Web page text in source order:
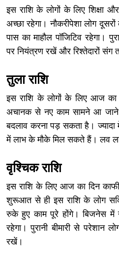
इस राशि के लोगों के लिए शिक्षा
अच्छा रहेगा। नौकरीपेशा लोग
पास का माहौल पॉजिटिव रहेगा।
पर नियंत्रण रखें और रिश्तेदारों संग
तुला राशि
इस राशि के लोगों के लिए आज का
अचानक से नए काम सामने आ
बदलाव करना पड़ सकता है।
में लाभ के मौके मिल सकते हैं। लव
वृश्चिक राशि
इस राशि के लिए आज का दिन
शुरूआत से ही इस राशि के लोग
रुके हुए काम पूरे होंगे। बिजनेस में
रहेगा। पुरानी बीमारी से परेशान
रखें।